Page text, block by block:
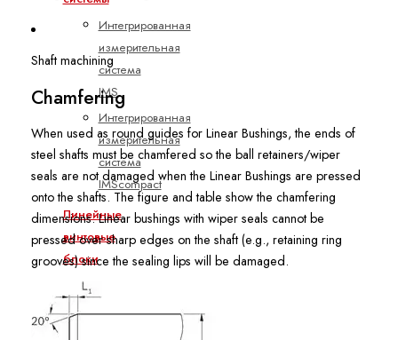
Интегрированная
измерительная
система
IMS
Интегрированная
измерительная
система
IMScompact
Линейные
винтовые
блоки
Shaft machining
Chamfering
When used as round guides for Linear Bushings, the ends of
steel shafts must be chamfered so the ball retainers/wiper
seals are not damaged when the Linear Bushings are pressed
onto the shafts. The figure and table show the chamfering
dimensions. Linear bushings with wiper seals cannot be
pressed over sharp edges on the shaft (e.g., retaining ring
grooves) since the sealing lips will be damaged.